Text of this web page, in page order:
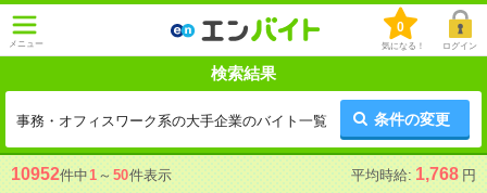
メニュー
0
気になる！ ログイン
検索結果
事務・オフィスワーク系の大手企業のバイト一覧 条件の変更
10952件中1 ～ 50件表示 平均時給: 1,768 円